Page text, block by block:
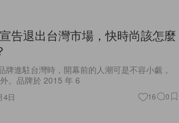
告退出台灣市場，快時尚該怎麼
牌進駐台灣時，開幕前的人潮可是不容小覷，
。品牌於 2015 年 6
4日 16 0